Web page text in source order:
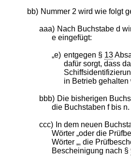
bb) Nummer 2 wird wie folgt
aaa) Nach Buchstabe d
e eingefügt:
„e) entgegen § 13
dafür sorgt, dass
in Betrieb gehalten
bbb) Die bisherigen
die Buchstaben f bis n.
ccc) In dem neuen
Wörter „oder die
Wörter „, die
Bescheinigung nach §